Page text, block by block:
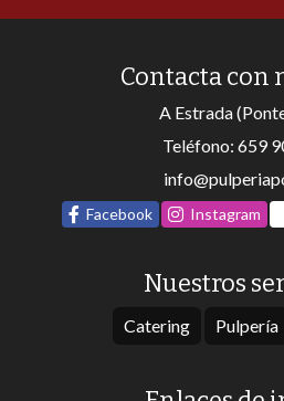
Nuestros
Catering Pulpería
Contacta con
A Estrada
Teléfono: 659
Facebook Instagram